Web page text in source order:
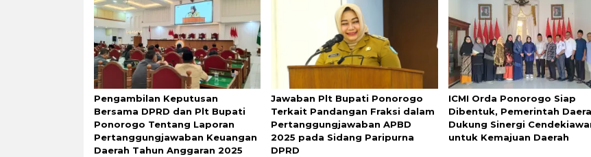
Pengambilan Keputusan
Bersama DPRD dan Plt Bupati
Ponorogo Tentang Laporan
Pertanggungjawaban Keuangan
Daerah Tahun Anggaran 2025
Jawaban Plt Bupati Ponorogo
Terkait Pandangan Fraksi dalam
Pertanggungjawaban APBD
2025 pada Sidang Paripurna
DPRD
ICMI Orda Ponorogo Siap
Dibentuk, Pemerintah
Dukung Sinergi
untuk Kemajuan Daerah